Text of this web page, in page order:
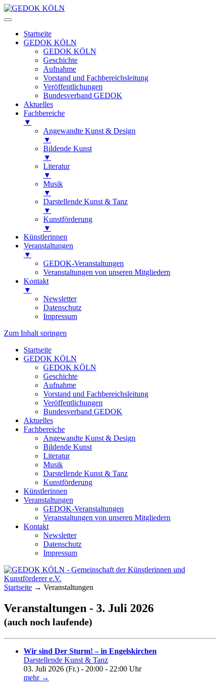
Startseite
GEDOK KÖLN
GEDOK KÖLN
Geschichte
Aufnahme
Vorstand und Fachbereichsleitung
Veröffentlichungen
Bundesverband GEDOK
Aktuelles
Fachbereiche
▼
Angewandte Kunst & Design
▼
Bildende Kunst
▼
Literatur
▼
Musik
▼
Darstellende Kunst & Tanz
▼
Kunstförderung
▼
Künstlerinnen
Veranstaltungen
▼
GEDOK-Veranstaltungen
Veranstaltungen von unseren Mitgliedern
Kontakt
▼
Newsletter
Datenschutz
Impressum
Zum Inhalt springen
Startseite
GEDOK KÖLN
GEDOK KÖLN
Geschichte
Aufnahme
Vorstand und Fachbereichsleitung
Veröffentlichungen
Bundesverband GEDOK
Aktuelles
Fachbereiche
Angewandte Kunst & Design
Bildende Kunst
Literatur
Musik
Darstellende Kunst & Tanz
Kunstförderung
Künstlerinnen
Veranstaltungen
GEDOK-Veranstaltungen
Veranstaltungen von unseren Mitgliedern
Kontakt
Newsletter
Datenschutz
Impressum
GEDOK KÖLN
Gemeinschaft der Künstlerinnen und
Kunstförderer e.V.
Startseite → Veranstaltungen
Veranstaltungen - 3. Juli 2026
(auch noch laufende)
Wir sind Der Sturm! – in Engelskirchen
Darstellende Kunst & Tanz
03. Juli 2026 (Fr.) - 20:00 - 22:00 Uhr
mehr →